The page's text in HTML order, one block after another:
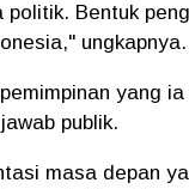
Bentuk
ungkapnya.
yang
publik.
masa depan